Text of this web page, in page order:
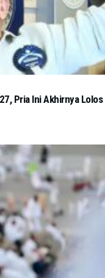
Pria Ini Akhirnya Lolos